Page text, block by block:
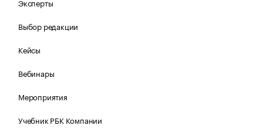
Эксперты
Выбор редакции
Кейсы
Вебинары
Мероприятия
Учебник РБК Компании